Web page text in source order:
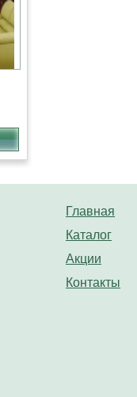
Главная
Каталог
Акции
Контакты